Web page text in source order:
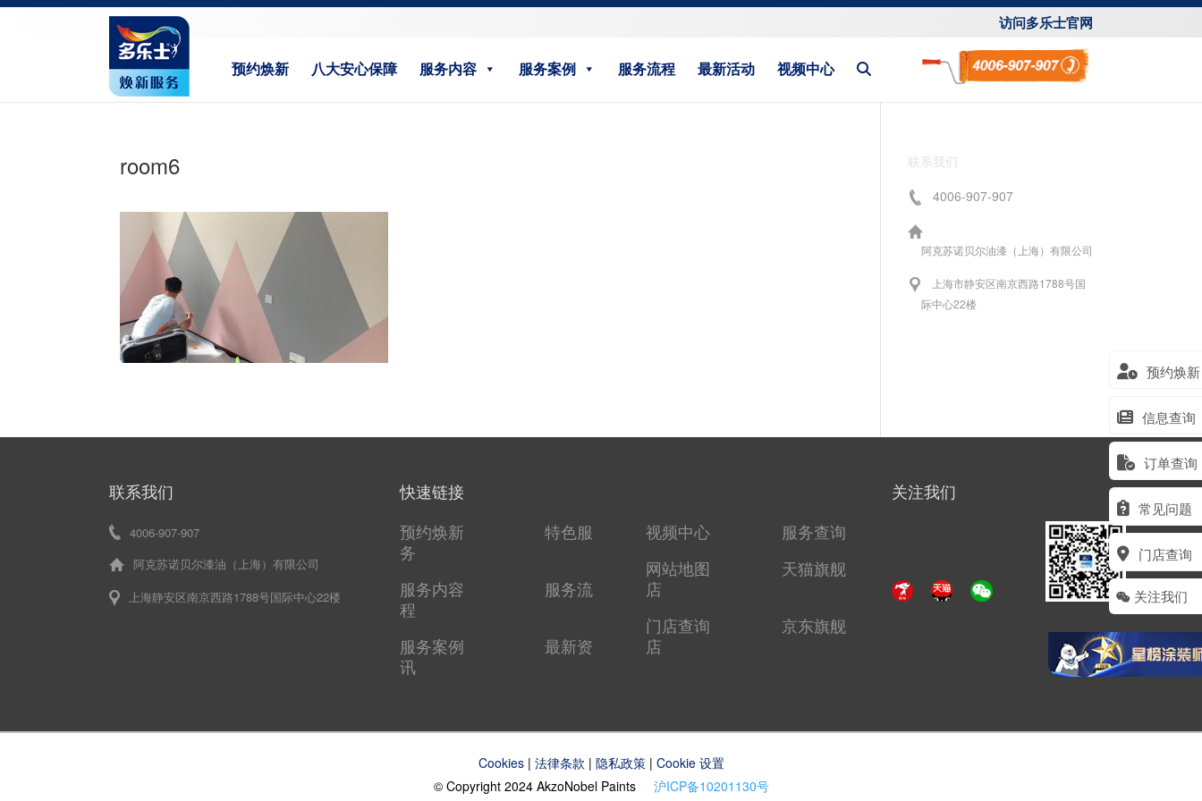
访问多乐士官网
预约焕新 八大安心保障 服务内容 服务案例 服务流程 最新活动 视频中心
预约焕新
信息查询
订单查询
常见问题
门店查询
关注我们
room6
联系我们
4006-907-907
阿克苏诺贝尔油漆（上海）有限公司
上海市静安区南京西路1788号国
际中心22楼
联系我们
4006-907-907
阿克苏诺贝尔漆油（上海）有限公司
上海静安区南京西路1788号国际中心22楼
快速链接
预约焕新
特色服
务
服务内容
服务流
程
服务案例
最新资
讯
视频中心
服务查询
网站地图
天猫旗舰
店
门店查询
京东旗舰
店
关注我们
Cookies| 法律条款 | 隐私政策| Cookie 设置
© Copyright 2024 AkzoNobel Paints 沪ICP备10201130号